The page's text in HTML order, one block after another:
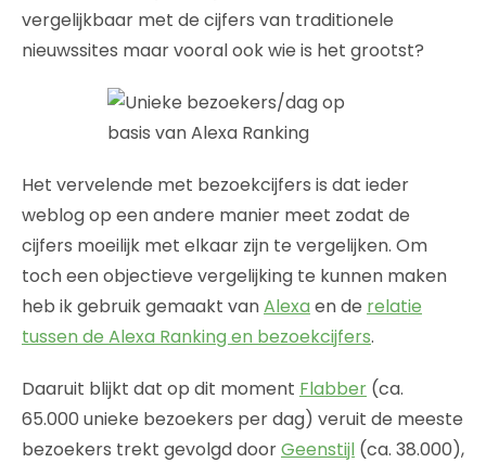
vergelijkbaar met de cijfers van traditionele
nieuwssites maar vooral ook wie is het grootst?
Het vervelende met bezoekcijfers is dat ieder
weblog op een andere manier meet zodat de
cijfers moeilijk met elkaar zijn te vergelijken. Om
toch een objectieve vergelijking te kunnen maken
heb ik gebruik gemaakt vanAlexa en de relatie
tussen de Alexa Ranking en bezoekcijfers.
Daaruit blijkt dat op dit moment Flabber (ca.
65.000 unieke bezoekers per dag) veruit de meeste
bezoekers trekt gevolgd doorGeenstijl (ca. 38.000),